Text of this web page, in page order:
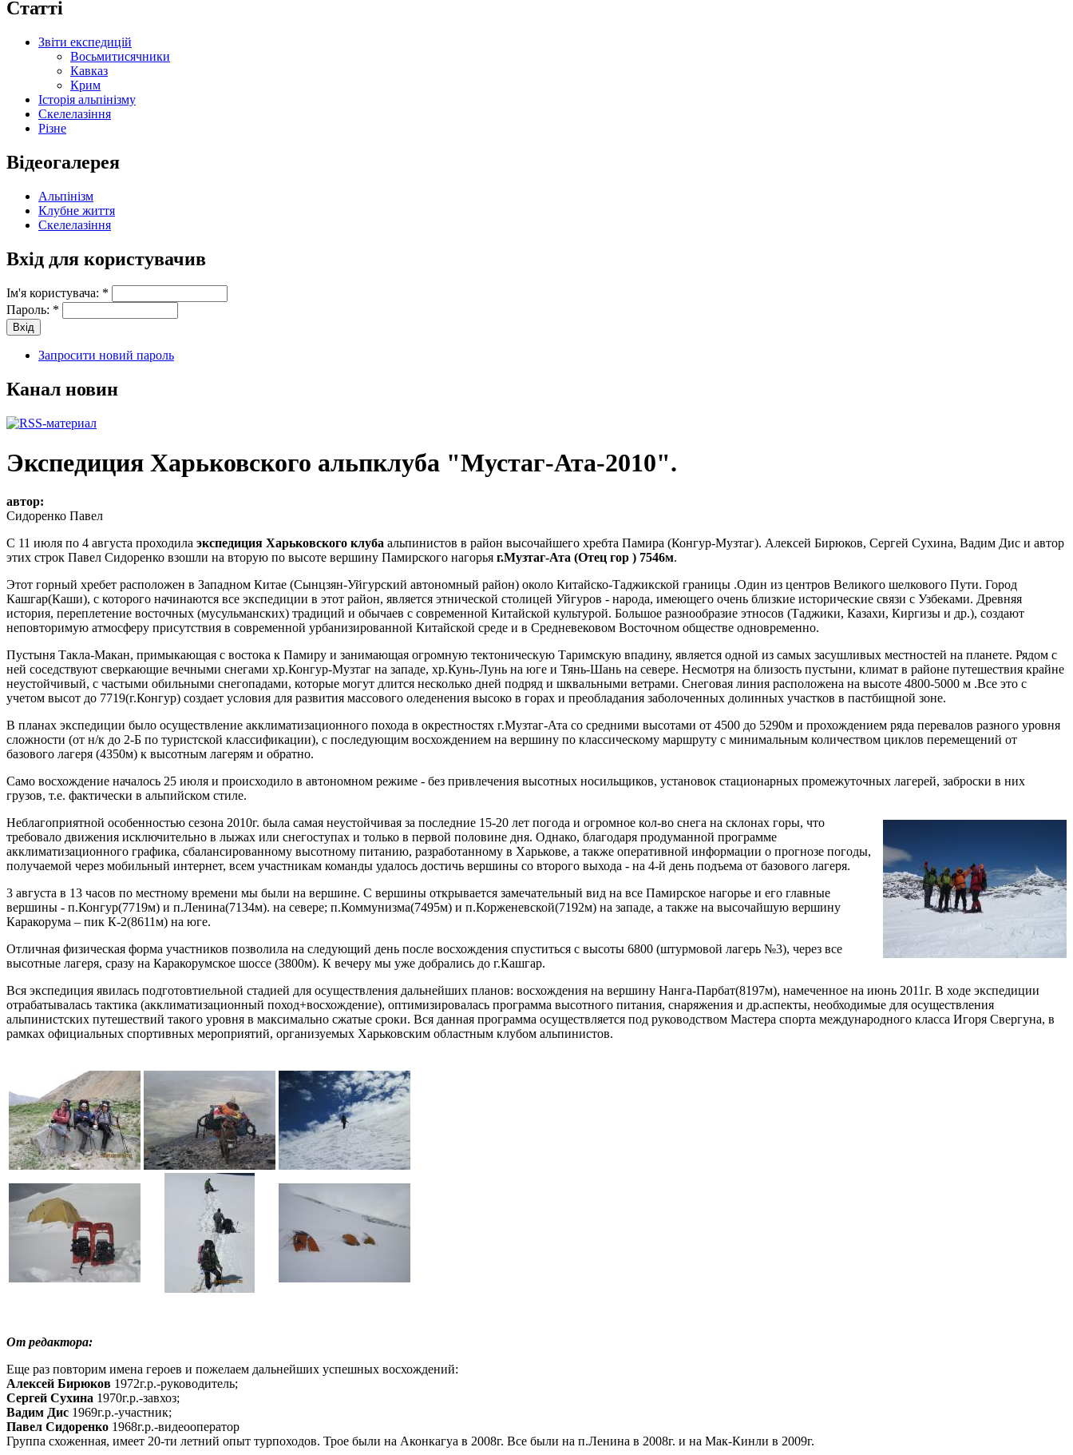
Статті
Звіти експедицій
Восьмитисячники
Кавказ
Крим
Історія альпінізму
Скелелазіння
Різне
Відеогалерея
Альпінізм
Клубне життя
Скелелазіння
Вхід для користувачив
Ім'я користувача: *
Пароль: *
Запросити новий пароль
Канал новин
Экспедиция Харьковского альпклуба "Мустаг-Ата-2010".
автор:
Сидоренко Павел
C 11 июля по 4 августа проходила экспедиция Харьковского клуба альпинистов в район высочайшего хребта Памира (Конгур-Музтаг). Алексей Бирюков, Сергей Сухина, Вадим Дис и автор
этих строк Павел Сидоренко взошли на вторую по высоте вершину Памирского нагорья г.Музтаг-Ата (Отец гор ) 7546м.
Этот горный хребет расположен в Западном Китае (Сынцзян-Уйгурский автономный район) около Китайско-Таджикской границы .Один из центров Великого шелкового Пути. Город
Кашгар(Каши), с которого начинаются все экспедиции в этот район, является этнической столицей Уйгуров - народа, имеющего очень близкие исторические связи с Узбеками. Древняя
история, переплетение восточных (мусульманских) традиций и обычаев с современной Китайской культурой. Большое разнообразие этносов (Таджики, Казахи, Киргизы и др.), создают
неповторимую атмосферу присутствия в современной урбанизированной Китайской среде и в Средневековом Восточном обществе одновременно.
Пустыня Такла-Макан, примыкающая с востока к Памиру и занимающая огромную тектоническую Таримскую впадину, является одной из самых засушливых местностей на планете. Рядом с
ней соседствуют сверкающие вечными снегами хр.Конгур-Музтаг на западе, хр.Кунь-Лунь на юге и Тянь-Шань на севере. Несмотря на близость пустыни, климат в районе путешествия крайне
неустойчивый, с частыми обильными снегопадами, которые могут длится несколько дней подряд и шквальными ветрами. Снеговая линия расположена на высоте 4800-5000 м .Все это с
учетом высот до 7719(г.Конгур) создает условия для развития массового оледенения высоко в горах и преобладания заболоченных долинных участков в пастбищной зоне.
В планах экспедиции было осуществление акклиматизационного похода в окрестностях г.Музтаг-Ата со средними высотами от 4500 до 5290м и прохождением ряда перевалов разного уровня
сложности (от н/к до 2-Б по туристской классификации), с последующим восхождением на вершину по классическому маршруту с минимальным количеством циклов перемещений от
базового лагеря (4350м) к высотным лагерям и обратно.
Само восхождение началось 25 июля и происходило в автономном режиме - без привлечения высотных носильщиков, установок стационарных промежуточных лагерей, заброски в них
грузов, т.е. фактически в альпийском стиле.
Неблагоприятной особенностью сезона 2010г. была самая неустойчивая за последние 15-20 лет погода и огромное кол-во снега на склонах горы, что
требовало движения исключительно в лыжах или снегоступах и только в первой половине дня. Однако, благодаря продуманной программе
акклиматизационного графика, сбалансированному высотному питанию, разработанному в Харькове, а также оперативной информации о прогнозе погоды,
получаемой через мобильный интернет, всем участникам команды удалось достичь вершины со второго выхода - на 4-й день подъема от базового лагеря.
3 августа в 13 часов по местному времени мы были на вершине. С вершины открывается замечательный вид на все Памирское нагорье и его главные
вершины - п.Конгур(7719м) и п.Ленина(7134м). на севере; п.Коммунизма(7495м) и п.Корженевской(7192м) на западе, а также на высочайшую вершину
Каракорума – пик К-2(8611м) на юге.
Отличная физическая форма участников позволила на следующий день после восхождения спуститься с высоты 6800 (штурмовой лагерь №3), через все
высотные лагеря, сразу на Каракорумское шоссе (3800м). К вечеру мы уже добрались до г.Кашгар.
Вся экспедиция явилась подготовтиельной стадией для осуществления дальнейших планов: восхождения на вершину Нанга-Парбат(8197м), намеченное на июнь 2011г. В ходе экспедиции
отрабатывалась тактика (акклиматизационный поход+восхождение), оптимизировалась программа высотного питания, снаряжения и др.аспекты, необходимые для осуществления
альпинистских путешествий такого уровня в максимально сжатые сроки. Вся данная программа осуществляется под руководством Мастера спорта международного класса Игоря Свергуна, в
рамках официальных спортивных мероприятий, организуемых Харьковским областным клубом альпинистов.
От редактора:
Еще раз повторим имена героев и пожелаем дальнейших успешных восхождений:
Алексей Бирюков 1972г.р.-руководитель;
Сергей Сухина 1970г.р.-завхоз;
Вадим Дис 1969г.р.-участник;
Павел Сидоренко 1968г.р.-видеооператор
Группа схоженная, имеет 20-ти летний опыт турпоходов. Трое были на Аконкагуа в 2008г. Все были на п.Ленина в 2008г. и на Мак-Кинли в 2009г.